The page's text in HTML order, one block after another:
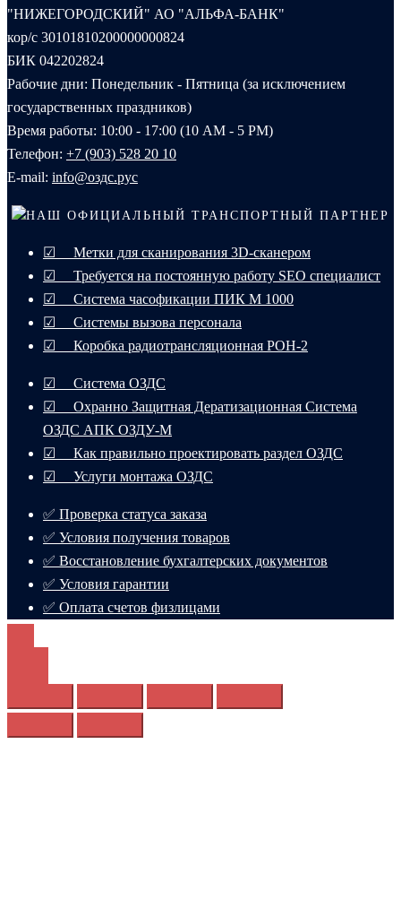
"НИЖЕГОРОДСКИЙ" АО "АЛЬФА-БАНК"
кор/с 30101810200000000824
БИК 042202824
Рабочие дни: Понедельник - Пятница (за исключением
государственных праздников)
Время работы: 10:00 - 17:00 (10 AM - 5 PM)
Телефон: +7 (903) 528 20 10‬
E-mail: info@оздс.рус
НАШ ОФИЦИАЛЬНЫЙ ТРАНСПОРТНЫЙ ПАРТНЕР
☑ Метки для сканирования 3D-сканером
☑ Требуется на постоянную работу SEO специалист
☑ Система часофикации ПИК М 1000
☑ Системы вызова персонала
☑ Коробка радиотрансляционная РОН-2
☑ Система ОЗДС
☑ Охранно Защитная Дератизационная Система
ОЗДС АПК ОЗДУ-М
☑ Как правильно проектировать раздел ОЗДС
☑ Услуги монтажа ОЗДС
✅ Проверка статуса заказа
✅ Условия получения товаров
✅ Восстановление бухгалтерских документов
✅ Условия гарантии
✅ Оплата счетов физлицами